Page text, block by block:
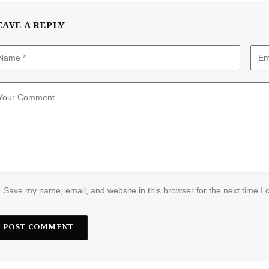
A REPLY
Save my name, email, and website in this browser for the next time I